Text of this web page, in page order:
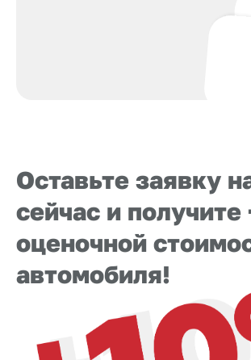
Оставьте заявку
сейчас и получите
оценочной
автомобиля!